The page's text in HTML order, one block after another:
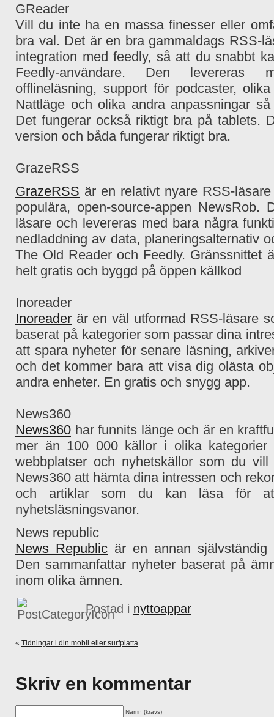
GReader
Vill du inte ha en massa finesser eller
bra val. Det är en bra gammaldags RSS-
integration med feedly, så att du snabbt
Feedly-användare. Den levereras
offlineläsning, support för podcaster,
Nattläge och olika andra anpassningar
Det fungerar också riktigt bra på tablets.
version och båda fungerar riktigt bra.
GrazeRSS
GrazeRSS är en relativt nyare RSS-
populära, open-source-appen NewsRob.
läsare och levereras med bara några
nedladdning av data, planeringsalternativ
The Old Reader och Feedly. Gränssnittet
helt gratis och byggd på öppen källkod
Inoreader
Inoreader är en väl utformad RSS-läsare
baserat på kategorier som passar dina
att spara nyheter för senare läsning,
och det kommer bara att visa dig olästa
andra enheter. En gratis och snygg app.
News360
News360 har funnits länge och är en
mer än 100 000 källor i olika
webbplatser och nyhetskällor som du
News360 att hämta dina intressen och
och artiklar som du kan läsa för
nyhetsläsningsvanor.
News republic
News Republic är en annan
Den sammanfattar nyheter baserat på
inom olika ämnen.
Postad i nyttoappar
« Tidningar i din mobil eller surfplatta
Skriv en kommentar
Namn (krävs)